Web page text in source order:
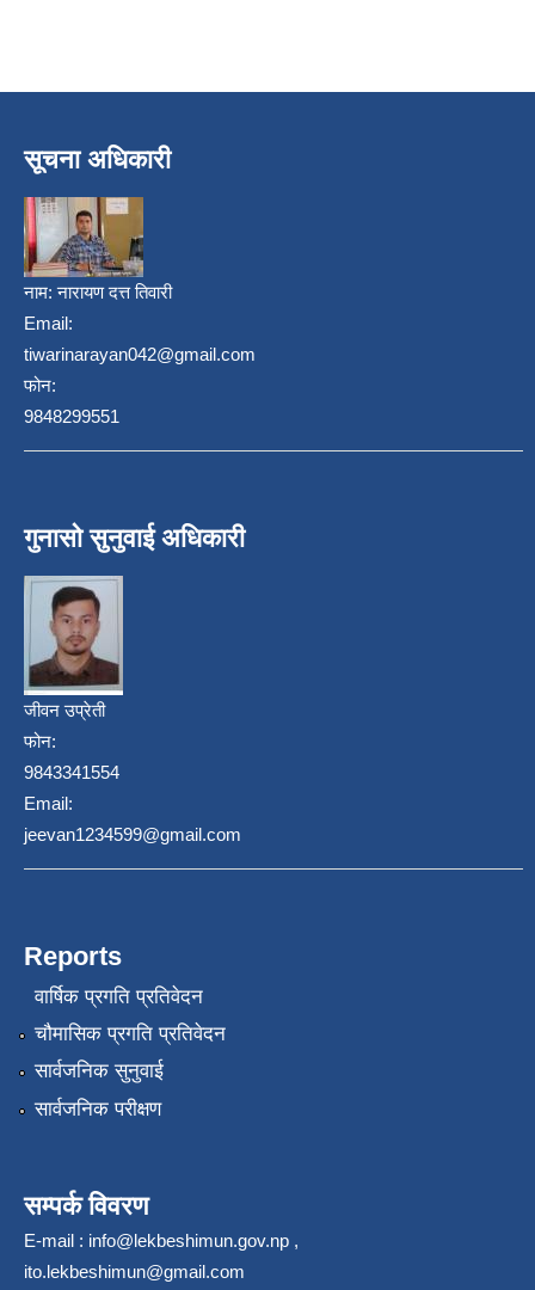
सूचना अधिकारी
नाम:नारायण दत्त तिवारी
Email:
tiwarinarayan042@gmail.com
फोन:
9848299551
गुनासो सुनुवाई अधिकारी
जीवन उप्रेती
फोन:
9843341554
Email:
jeevan1234599@gmail.com
Reports
वार्षिक प्रगति प्रतिवेदन
चौमासिक प्रगति प्रतिवेदन
सार्वजनिक सुनुवाई
सार्वजनिक परीक्षण
सम्पर्क विवरण
E-mail : info@lekbeshimun.gov.np ,
ito.lekbeshimun@gmail.com